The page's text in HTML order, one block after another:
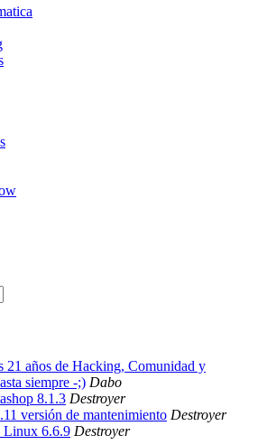
21 años de Hacking, Comunidad y
siempre -;) Dabo
8.1.3 Destroyer
versión de mantenimiento Destroyer
Linux 6.6.9 Destroyer